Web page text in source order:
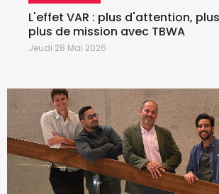
L'effet VAR : plus d'attention,
plus de mission avec TBWA
Jeudi 28 Mai 2026